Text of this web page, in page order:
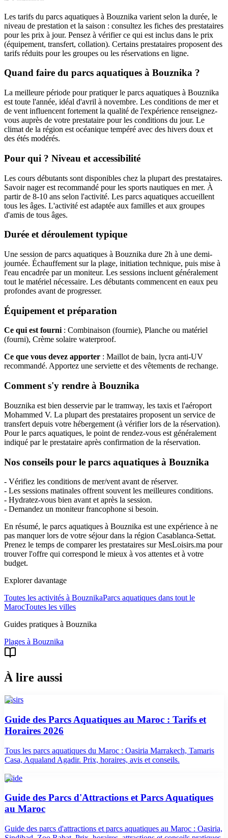
Les tarifs du parcs aquatiques à Bouznika varient selon la durée, le
niveau de prestation et la saison : consultez les fiches des prestataires
pour les prix à jour. Pensez à vérifier ce qui est inclus dans le prix
(équipement, transfert, collation). Certains prestataires proposent des
tarifs réduits pour les groupes ou les réservations en ligne.
Quand faire du parcs aquatiques à Bouznika ?
La meilleure période pour pratiquer le parcs aquatiques à Bouznika
est toute l'année, idéal d'avril à novembre. Les conditions de mer et
de vent influencent fortement la qualité de l'expérience renseignez-
vous auprès de votre prestataire pour les conditions du jour. Le
climat de la région est océanique tempéré avec des hivers doux et
des étés modérés.
Pour qui ? Niveau et accessibilité
Les cours débutants sont disponibles chez la plupart des prestataires.
Savoir nager est recommandé pour les sports nautiques en mer. À
partir de 8-10 ans selon l'activité. Les parcs aquatiques accueillent
tous les âges. L'activité est adaptée aux familles et aux groupes
d'amis de tous âges.
Durée et déroulement typique
Une session de parcs aquatiques à Bouznika dure 2h à une demi-
journée. Échauffement sur la plage, initiation technique, puis mise à
l'eau encadrée par un moniteur. Les sessions incluent généralement
tout le matériel nécessaire. Les débutants commencent en eaux peu
profondes avant de progresser.
Équipement et préparation
Ce qui est fourni: Combinaison (fournie), Planche ou matériel
(fourni), Crème solaire waterproof.
Ce que vous devez apporter : Maillot de bain, lycra anti-UV
recommandé. Apportez une serviette et des vêtements de rechange.
Comment s'y rendre à Bouznika
Bouznika est bien desservie par le tramway, les taxis et l'aéroport
Mohammed V. La plupart des prestataires proposent un service de
transfert depuis votre hébergement (à vérifier lors de la réservation).
Pour le parcs aquatiques, le point de rendez-vous est généralement
indiqué par le prestataire après confirmation de la réservation.
Nos conseils pour le parcs aquatiques à Bouznika
- Vérifiez les conditions de mer/vent avant de réserver.
- Les sessions matinales offrent souvent les meilleures conditions.
- Hydratez-vous bien avant et après la session.
- Demandez un moniteur francophone si besoin.
En résumé, le parcs aquatiques à Bouznika est une expérience à ne
pas manquer lors de votre séjour dans la région Casablanca-Settat.
Prenez le temps de comparer les prestataires sur MesLoisirs.ma pour
trouver l'offre qui correspond le mieux à vos attentes et à votre
budget.
Explorer davantage
Toutes les activités à BouznikaParcs aquatiques dans tout le
MarocToutes les villes
Guides pratiques à Bouznika
Plages à Bouznika
À lire aussi
loisirs
Guide des Parcs Aquatiques au Maroc : Tarifs et
Horaires 2026
Tous les parcs aquatiques du Maroc : Oasiria Marrakech, Tamaris
Casa, Aqualand Agadir. Prix, horaires, avis et conseils.
guide
Guide des Parcs d'Attractions et Parcs Aquatiques
au Maroc
Guide des parcs d'attractions et parcs aquatiques au Maroc : Oasiria,